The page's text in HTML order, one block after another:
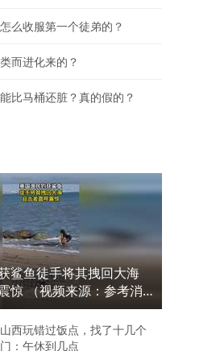
么收服第一个徒弟的？
而进化来的？
比马桶还脏？真的假的？
鲨鱼徒手将其拽回大海
惊 （视频来源：参考消
西玩错过饭点，找了十几个
：午休到几点